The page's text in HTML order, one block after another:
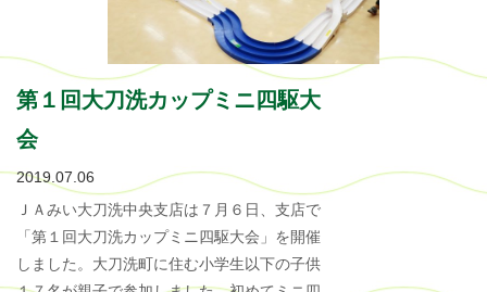
第１回大刀洗カップミニ四駆大
会
2019.07.06
ＪＡみい大刀洗中央支店は７月６日、支店で
「第１回大刀洗カップミニ四駆大会」を開催
しました。大刀洗町に住む小学生以下の子供